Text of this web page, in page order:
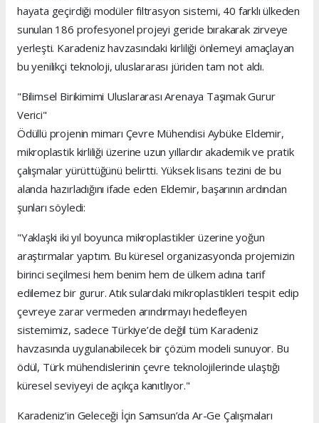
hayata geçirdiği modüler filtrasyon sistemi, 40 farklı ülkeden
sunulan 186 profesyonel projeyi geride bırakarak zirveye
yerleşti. Karadeniz havzasındaki kirliliği önlemeyi amaçlayan
bu yenilikçi teknoloji, uluslararası jüriden tam not aldı.
"Bilimsel Birikimimi Uluslararası Arenaya Taşımak Gurur
Verici"
Ödüllü projenin mimarı Çevre Mühendisi Aybüke Eldemir,
mikroplastik kirliliği üzerine uzun yıllardır akademik ve pratik
çalışmalar yürüttüğünü belirtti. Yüksek lisans tezini de bu
alanda hazırladığını ifade eden Eldemir, başarının ardından
şunları söyledi:
"Yaklaşki iki yıl boyunca mikroplastikler üzerine yoğun
araştırmalar yaptım. Bu küresel organizasyonda projemizin
birinci seçilmesi hem benim hem de ülkem adına tarif
edilemez bir gurur. Atık sulardaki mikroplastikleri tespit edip
çevreye zarar vermeden arındırmayı hedefleyen
sistemimiz, sadece Türkiye’de değil tüm Karadeniz
havzasında uygulanabilecek bir çözüm modeli sunuyor. Bu
ödül, Türk mühendislerinin çevre teknolojilerinde ulaştığı
küresel seviyeyi de açıkça kanıtlıyor."
Karadeniz’in Geleceği İçin Samsun’da Ar-Ge Çalışmaları